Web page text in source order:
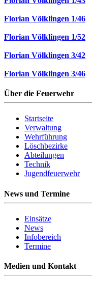
Florian Völklingen 1/46
Florian Völklingen 1/52
Florian Völklingen 3/42
Florian Völklingen 3/46
Über die Feuerwehr
Startseite
Verwaltung
Wehrführung
Löschbezirke
Abteilungen
Technik
Jugendfeuerwehr
News und Termine
Einsätze
News
Infobereich
Termine
Medien und Kontakt